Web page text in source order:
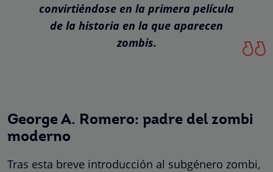
convirtiéndose en la primera película
de la historia en la que aparecen
zombis.
George A. Romero: padre del zombi
moderno
Tras esta breve introducción al subgénero zombi,